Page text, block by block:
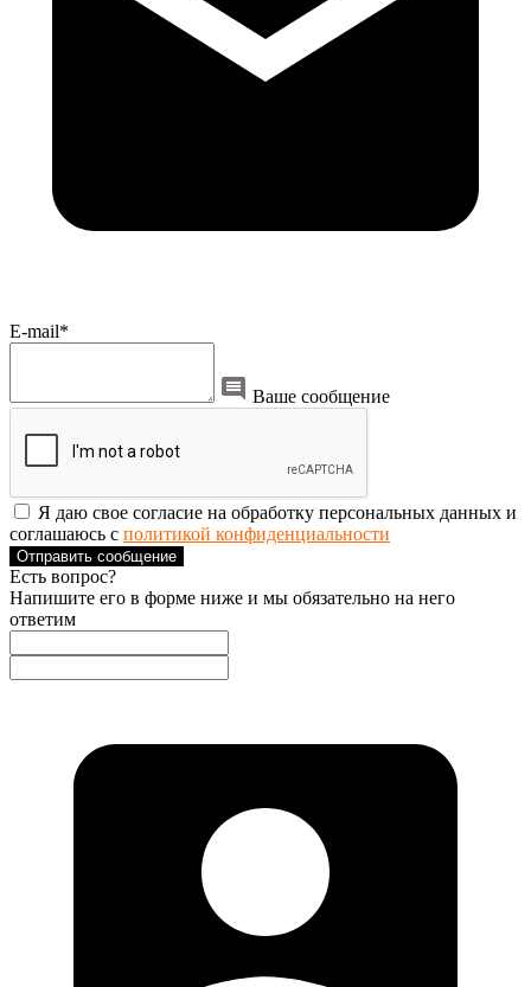
E-mail*
Ваше сообщение
Я даю свое согласие на обработку персональных данных и
соглашаюсь с политикой конфиденциальности
Отправить сообщение
Есть вопрос?
Напишите его в форме ниже и мы обязательно на него
ответим